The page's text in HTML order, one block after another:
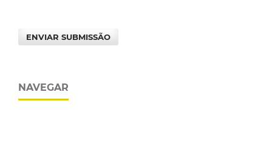
ENVIAR SUBMISSÃO
NAVEGAR